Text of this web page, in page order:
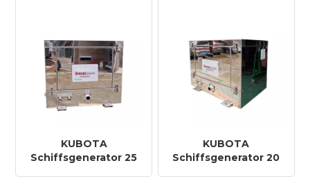
KUBOTA
Schiffsgenerator 25
KUBOTA
Schiffsgenerator 20